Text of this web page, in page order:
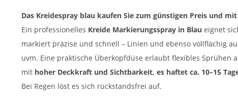
Das Kreidespray blau kaufen Sie zum günstigen Preis und
Ein professionelles Kreide Markierungsspray in Blau eignet
markiert präzise und schnell – Linien und ebenso vollflächig
uvm. Eine praktische Überkopfdüse erlaubt flexibles Sprühen
mit hoher Deckkraft und Sichtbarkeit, es haftet ca. 10–15
Bei Regen löst es sich rückstandsfrei auf.